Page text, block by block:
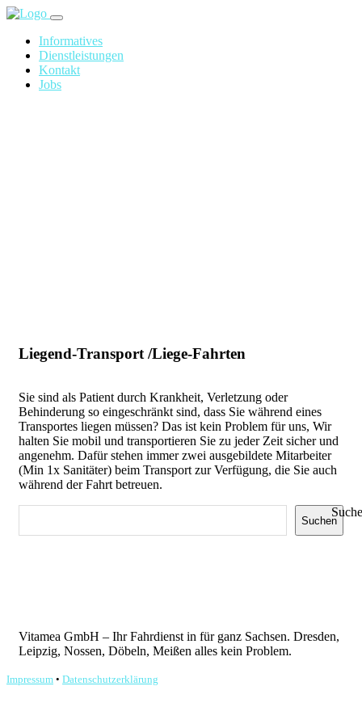
Informatives
Dienstleistungen
Kontakt
Jobs
Liegend-Transport /Liege-Fahrten
Sie sind als Patient durch Krankheit, Verletzung oder
Behinderung so eingeschränkt sind, dass Sie während eines
Transportes liegen müssen? Das ist kein Problem für uns, Wir
halten Sie mobil und transportieren Sie zu jeder Zeit sicher und
angenehm. Dafür stehen immer zwei ausgebildete Mitarbeiter
(Min 1x Sanitäter) beim Transport zur Verfügung, die Sie auch
während der Fahrt betreuen.
Suchen
Vitamea GmbH – Ihr Fahrdienst in für ganz Sachsen. Dresden,
Leipzig, Nossen, Döbeln, Meißen alles kein Problem.
Impressum • Datenschutzerklärung